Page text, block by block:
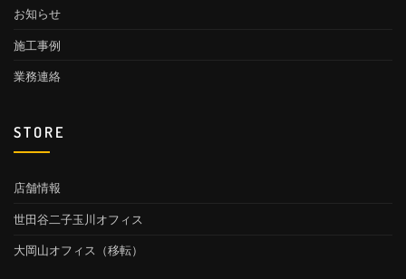
お知らせ
施工事例
業務連絡
STORE
店舗情報
世田谷二子玉川オフィス
大岡山オフィス（移転）